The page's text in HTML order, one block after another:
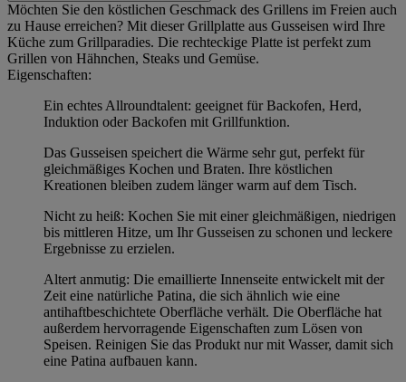
Möchten Sie den köstlichen Geschmack des Grillens im Freien auch
zu Hause erreichen? Mit dieser Grillplatte aus Gusseisen wird Ihre
Küche zum Grillparadies. Die rechteckige Platte ist perfekt zum
Grillen von Hähnchen, Steaks und Gemüse.
Eigenschaften:
Ein echtes Allroundtalent: geeignet für Backofen, Herd,
Induktion oder Backofen mit Grillfunktion.
Das Gusseisen speichert die Wärme sehr gut, perfekt für
gleichmäßiges Kochen und Braten. Ihre köstlichen
Kreationen bleiben zudem länger warm auf dem Tisch.
Nicht zu heiß: Kochen Sie mit einer gleichmäßigen, niedrigen
bis mittleren Hitze, um Ihr Gusseisen zu schonen und leckere
Ergebnisse zu erzielen.
Altert anmutig: Die emaillierte Innenseite entwickelt mit der
Zeit eine natürliche Patina, die sich ähnlich wie eine
antihaftbeschichtete Oberfläche verhält. Die Oberfläche hat
außerdem hervorragende Eigenschaften zum Lösen von
Speisen. Reinigen Sie das Produkt nur mit Wasser, damit sich
eine Patina aufbauen kann.